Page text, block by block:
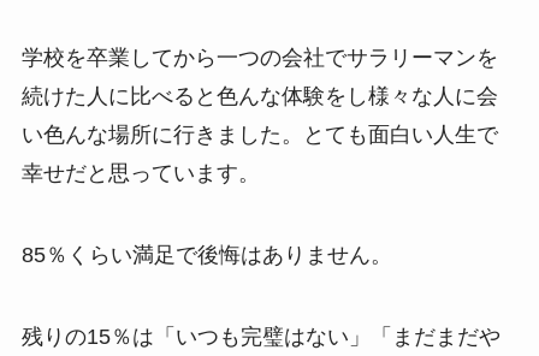
学校を卒業してから一つの会社でサラリーマンを
続けた人に比べると色んな体験をし様々な人に会
い色んな場所に行きました。とても面白い人生で
幸せだと思っています。
85％くらい満足で後悔はありません。
残りの15％は「いつも完璧はない」「まだまだや